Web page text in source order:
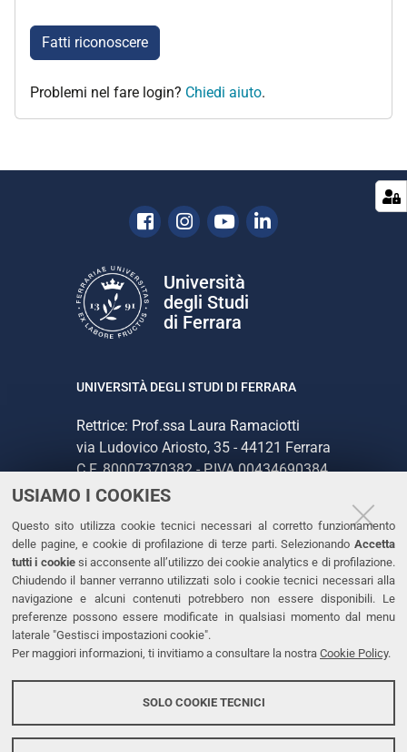
USIAMO I COOKIES
Questo sito utilizza cookie tecnici necessari al corretto funzionamento
delle pagine, e cookie di profilazione di terze parti. Selezionando Accetta
tutti i cookiesi acconsente all’utilizzo dei cookie analytics e di profilazione.
Chiudendo il banner verranno utilizzati solo i cookie tecnici necessari alla
navigazione e alcuni contenuti potrebbero non essere disponibili. Le
preferenze possono essere modificate in qualsiasi momento dal menu
laterale "Gestisci impostazioni cookie".
Per maggiori informazioni, ti invitiamo a consultare la nostra Cookie Policy.
SOLO COOKIE TECNICI
Fatti riconoscere
Problemi nel fare login? Chiedi aiuto.
Facebook
Instagram
YoutubeLinkedin
Università
degli Studi
di Ferrara
UNIVERSITÀ DEGLI STUDI DI FERRARA
Rettrice: Prof.ssa Laura Ramaciotti
via Ludovico Ariosto, 35 - 44121 Ferrara
C.F. 80007370382 - P.IVA 00434690384
CONTATTI
Tel. +39 0532 293111
Fax. +39 0532 293031
PEC
LINKS
Accessibilità
Protezione dati personali